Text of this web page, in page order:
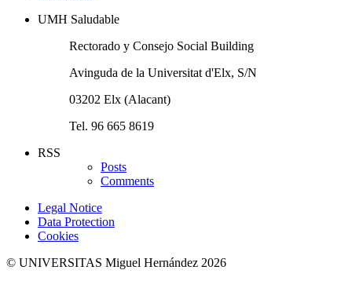
UMH Saludable
Rectorado y Consejo Social Building
Avinguda de la Universitat d'Elx, S/N
03202 Elx (Alacant)
Tel. 96 665 8619
RSS
Posts
Comments
Legal Notice
Data Protection
Cookies
© UNIVERSITAS Miguel Hernández 2026